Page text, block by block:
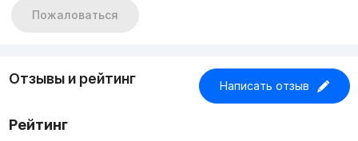
Пожаловаться
Отзывы и рейтинг Написать отзыв
Рейтинг